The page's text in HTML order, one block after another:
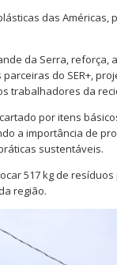
das Américas,
da Serra, reforça,
do SER+,
trabalhadores da
por itens
a importância de
sustentáveis.
517 kg de
região.